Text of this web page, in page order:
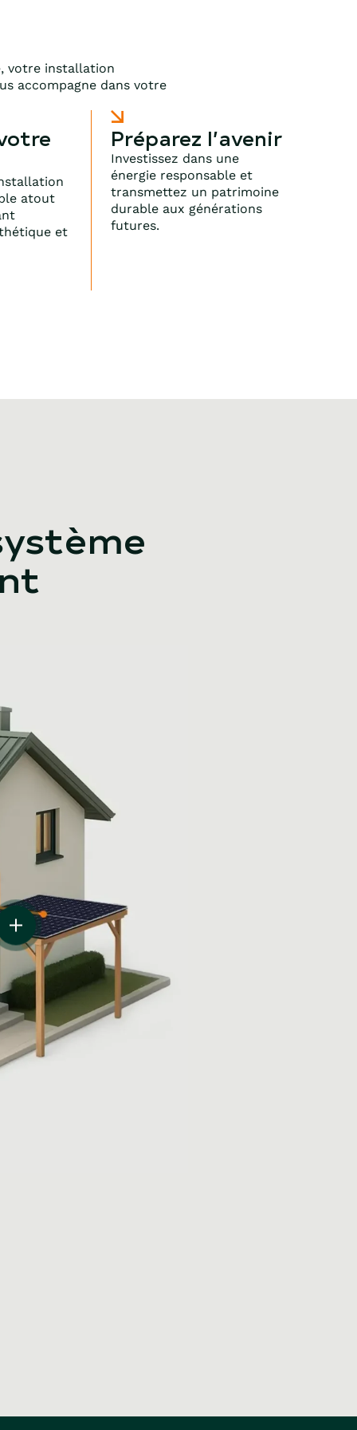
votre installation
accompagne dans votre
atout
et
Préparez l’avenir
Investissez dans une
énergie responsable et
transmettez un patrimoine
durable aux générations
futures.